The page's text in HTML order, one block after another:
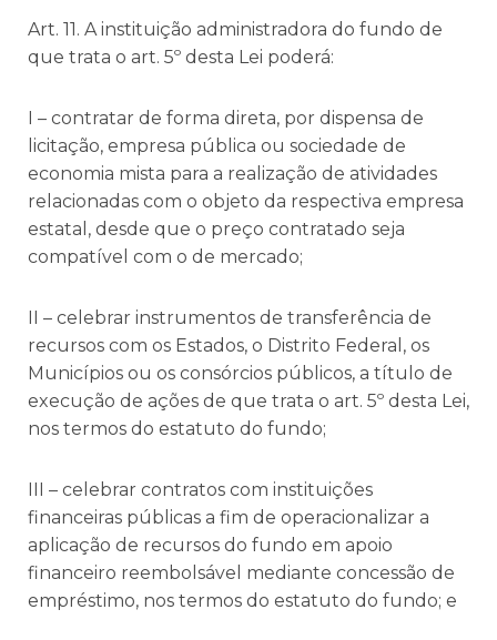
Art. 11. A instituição administradora do fundo de
que trata o art. 5º desta Lei poderá:
I – contratar de forma direta, por dispensa de
licitação, empresa pública ou sociedade de
economia mista para a realização de atividades
relacionadas com o objeto da respectiva empresa
estatal, desde que o preço contratado seja
compatível com o de mercado;
II – celebrar instrumentos de transferência de
recursos com os Estados, o Distrito Federal, os
Municípios ou os consórcios públicos, a título de
execução de ações de que trata o art. 5º desta Lei,
nos termos do estatuto do fundo;
III – celebrar contratos com instituições
financeiras públicas a fim de operacionalizar a
aplicação de recursos do fundo em apoio
financeiro reembolsável mediante concessão de
empréstimo, nos termos do estatuto do fundo; e